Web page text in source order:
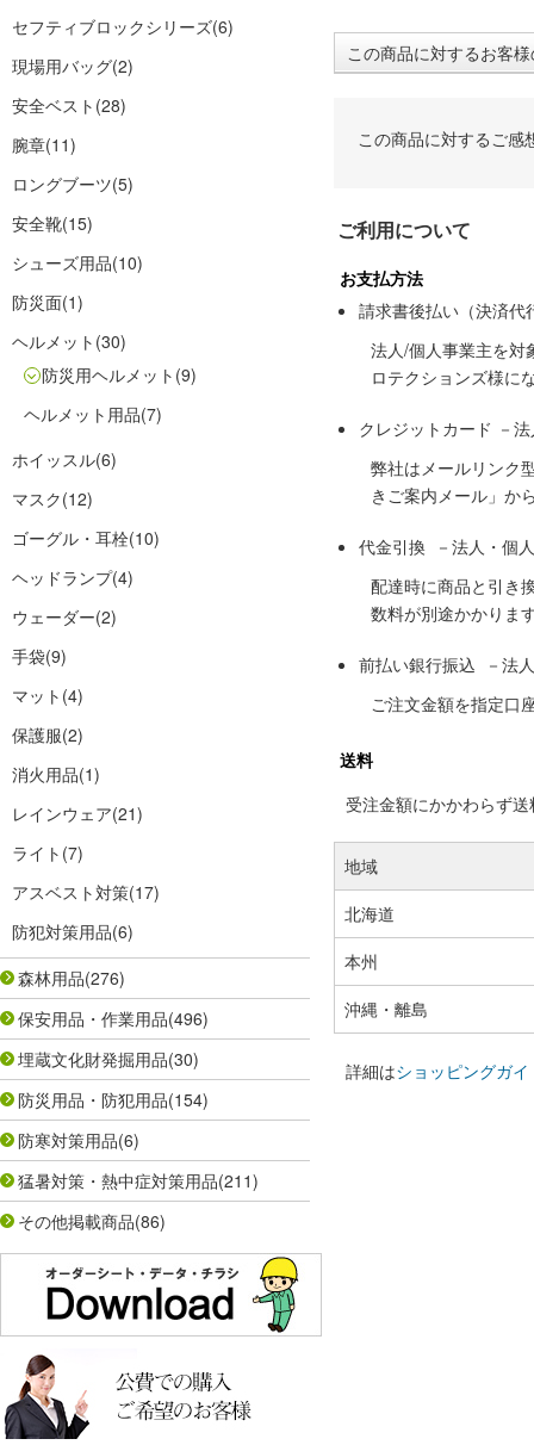
セフティブロックシリーズ(6)
現場用バッグ(2)
安全ベスト (28)
腕章(11)
ロングブーツ(5)
安全靴(15)
シューズ用品(10)
防災面(1)
ヘルメット (30)
防災用ヘルメット (9)
ヘルメット用品(7)
ホイッスル(6)
マスク(12)
ゴーグル・耳栓(10)
ヘッドランプ(4)
ウェーダー(2)
手袋(9)
マット (4)
保護服(2)
消火用品(1)
レインウェア(21)
ライト (7)
アスベスト対策(17)
防犯対策用品(6)
森林用品(276)
保安用品・作業用品(496)
埋蔵文化財発掘用品(30)
防災用品・防犯用品(154)
防寒対策用品(6)
猛暑対策・熱中症対策用品(211)
その他掲載商品(86)
この商品に対するお客
この商品に対するご感
ご利用について
お支払方法
請求書後払い（決済代
法人/個人事業主を対
ロテクションズ様に
クレジットカード －
弊社はメールリンク
きご案内メール」か
代金引換 －法人・個
配達時に商品と引き
数料が別途かかりま
前払い銀行振込 －法
ご注文金額を指定口
送料
受注金額にかかわらず
地域
北海道
本州
沖縄・離島
詳細はショッピングガイ